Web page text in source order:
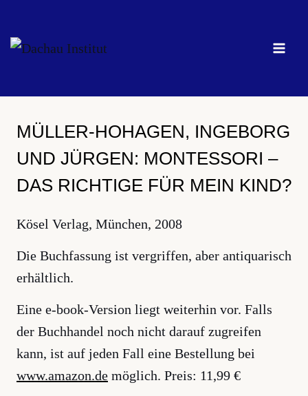
springen
MÜLLER-HOHAGEN, INGEBORG
UND JÜRGEN: MONTESSORI –
DAS RICHTIGE FÜR MEIN KIND?
Kösel Verlag, München, 2008
Die Buchfassung ist vergriffen, aber antiquarisch
erhältlich.
Eine e-book-Version liegt weiterhin vor. Falls
der Buchhandel noch nicht darauf zugreifen
kann, ist auf jeden Fall eine Bestellung bei
www.amazon.de möglich. Preis: 11,99 €